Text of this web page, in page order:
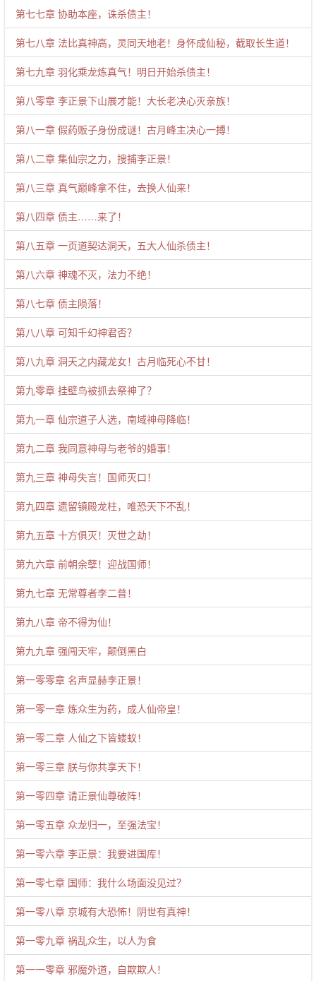
第七七章 协助本座，诛杀债主！
第七八章 法比真神高，灵同天地老！身怀成仙秘，截取长生道！
第七九章 羽化乘龙炼真气！明日开始杀债主！
第八零章 李正景下山展才能！大长老决心灭亲族！
第八一章 假药贩子身份成谜！古月峰主决心一搏！
第八二章 集仙宗之力，搜捕李正景！
第八三章 真气巅峰拿不住，去换人仙来！
第八四章 债主……来了！
第八五章 一页道契达洞天，五大人仙杀债主！
第八六章 神魂不灭，法力不绝！
第八七章 债主陨落！
第八八章 可知千幻神君否？
第八九章 洞天之内藏龙女！古月临死心不甘！
第九零章 挂壁鸟被抓去祭神了？
第九一章 仙宗道子人选，南域神母降临！
第九二章 我同意神母与老爷的婚事！
第九三章 神母失言！国师灭口！
第九四章 遗留镇殿龙柱，唯恐天下不乱！
第九五章 十方俱灭！灭世之劫！
第九六章 前朝余孽！迎战国师！
第九七章 无常尊者李二普！
第九八章 帝不得为仙！
第九九章 强闯天牢，颠倒黑白
第一零零章 名声显赫李正景！
第一零一章 炼众生为药，成人仙帝皇！
第一零二章 人仙之下皆蝼蚁！
第一零三章 朕与你共享天下！
第一零四章 请正景仙尊破阵！
第一零五章 众龙归一，至强法宝！
第一零六章 李正景：我要进国库！
第一零七章 国师：我什么场面没见过？
第一零八章 京城有大恐怖！阴世有真神！
第一零九章 祸乱众生，以人为食
第一一零章 邪魔外道，自欺欺人！